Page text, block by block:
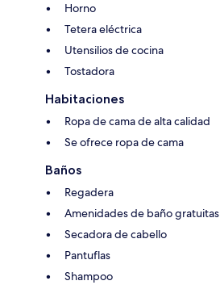
Horno
Tetera eléctrica
Utensilios de cocina
Tostadora
Habitaciones
Ropa de cama de alta calidad
Se ofrece ropa de cama
Baños
Regadera
Amenidades de baño gratuitas
Secadora de cabello
Pantuflas
Shampoo